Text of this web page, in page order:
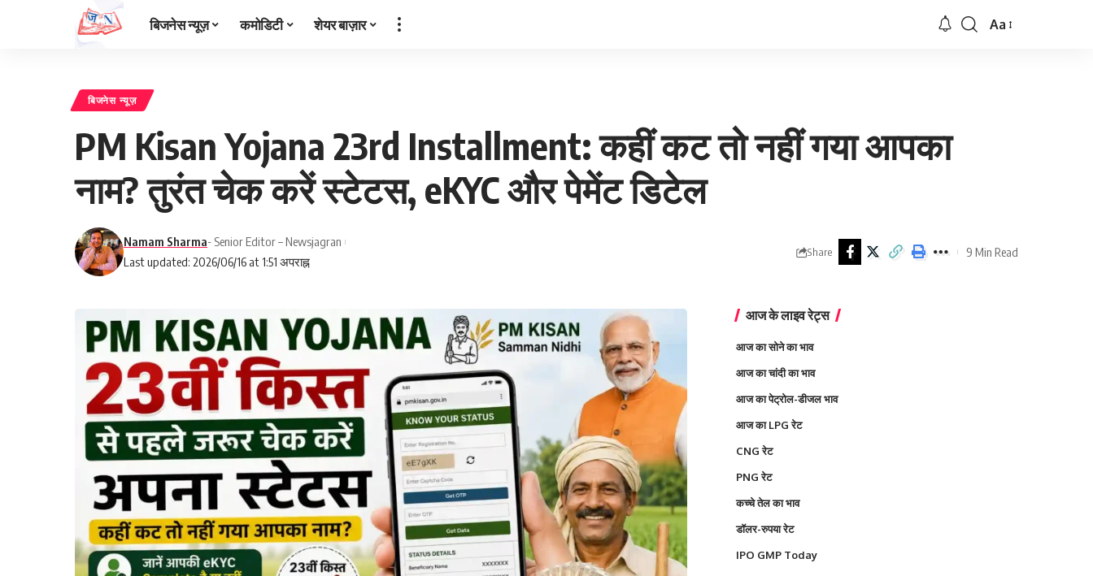
बिजनेस न्यूज़ कमोडिटी शेयर बाज़ार
Font
Aa
बिजनेस न्यूज़
PM Kisan Yojana 23rd Installment: कहीं कट तो नहीं गया आपका
नाम? तुरंत चेक करें स्टेटस, eKYC और पेमेंट डिटेल
Last updated: 2026/06/16 at 1:51 अपराह्न
Namam Sharma- Senior Editor – Newsjagran
Share 9 Min Read
आज के लाइव रेट्स
आज का सोने का भाव
आज का चांदी का भाव
आज का पेट्रोल-डीजल भाव
आज का LPG रेट
CNG रेट
PNG रेट
कच्चे तेल का भाव
डॉलर-रुपया रेट
IPO GMP Today